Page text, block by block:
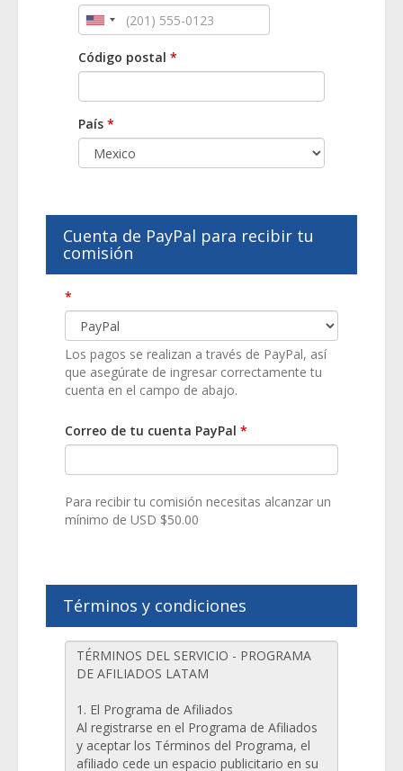
Código postal *
País *
Cuenta de PayPal para recibir tu
comisión
*
Los pagos se realizan a través de PayPal, así
que asegúrate de ingresar correctamente tu
cuenta en el campo de abajo.
Correo de tu cuenta PayPal *
Para recibir tu comisión necesitas alcanzar un
mínimo de USD $50.00
Términos y condiciones